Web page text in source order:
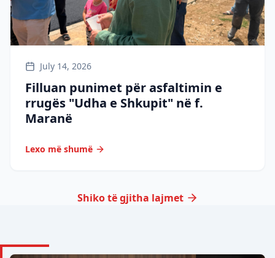
July 14, 2026
Filluan punimet për asfaltimin e
rrugës "Udha e Shkupit" në f.
Maranë
Lexo më shumë
Shiko të gjitha lajmet